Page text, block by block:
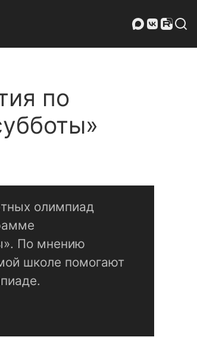
по
олимпиад
По мнению
школе помогают